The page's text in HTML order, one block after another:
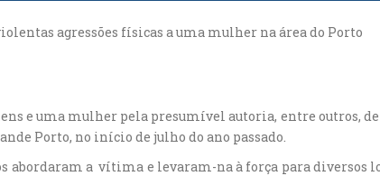
agressões físicas a uma mulher na área do Porto
e uma mulher pela presumível autoria, entre outros,
Porto, no início de julho do ano passado.
abordaram a vítima e levaram-na à força para diversos